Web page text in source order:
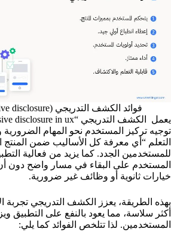
فوائد الكشف التدريجي (progressive disclosure)
توجيه تركيز المستخدم نحو المهام
التعلم “أي معرفة كل الأساليب ضمن المنتج
للمستخدمين الجدد. كما يزيد من فعالية
المستخدم على البقاء في مسار واضح دون
خيارات ثانوية أو وظائف غير ضرورية.
بهذه الطريقة، يعزز الكشف التدريجي تجربة
أكثر سلاسة، مما يعود بالنفع على التطبيق
المستخدمين. لذا تتلخص الفوائد كما يلي: